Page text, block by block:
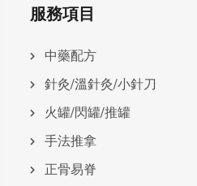
服務項目
中藥配方
針灸/溫針灸/小針刀
火罐/閃罐/推罐
手法推拿
正骨易脊